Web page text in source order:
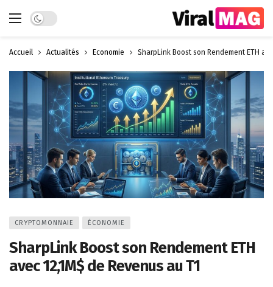
Dark mode
Accueil Actualités Économie SharpLink Boost son Rendement ETH
CRYPTOMONNAIE ÉCONOMIE
SharpLink Boost son Rendement ETH
avec 12,1M$ de Revenus au T1